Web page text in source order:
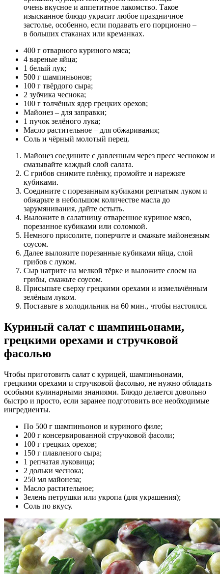
очень вкусное и аппетитное лакомство. Такое
изысканное блюдо украсит любое праздничное
застолье, особенно, если подавать его порционно –
в больших стаканах или креманках.
400 г отварного куриного мяса;
4 вареные яйца;
1 белый лук;
500 г шампиньонов;
100 г твёрдого сыра;
2 зубчика чеснока;
100 г толчёных ядер грецких орехов;
Майонез – для заправки;
1 пучок зелёного лука;
Масло растительное – для обжаривания;
Соль и чёрный молотый перец.
Майонез соедините с давленным через пресс чесноком и
смазывайте каждый слой салата.
С грибов снимите плёнку, промойте и нарежьте
кубиками.
Соедините с порезанным кубиками репчатым луком и
обжарьте в небольшом количестве масла до
зарумянивания, дайте остыть.
Выложите в салатницу отваренное куриное мясо,
порезанное кубиками или соломкой.
Немного присолите, поперчите и смажьте майонезным
соусом.
Далее выложите порезанные кубиками яйца, слой
грибов с луком.
Сыр натрите на мелкой тёрке и выложите слоем на
грибы, смажьте соусом.
Присыпьте сверху грецкими орехами и измельчённым
зелёным луком.
Поставьте в холодильник на 60 мин., чтобы настоялся.
Куриный салат с шампиньонами,
грецкими орехами и стручковой
фасолью
Чтобы приготовить салат с курицей, шампиньонами,
грецкими орехами и стручковой фасолью, не нужно обладать
особыми кулинарными знаниями. Блюдо делается довольно
быстро и просто, если заранее подготовить все необходимые
ингредиенты.
По 500 г шампиньонов и куриного филе;
200 г консервированной стручковой фасоли;
100 г грецких орехов;
150 г плавленого сыра;
1 репчатая луковица;
2 дольки чеснока;
250 мл майонеза;
Масло растительное;
Зелень петрушки или укропа (для украшения);
Соль по вкусу.